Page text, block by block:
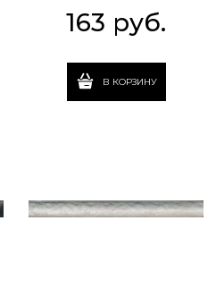
163 руб.
В КОРЗИНУ